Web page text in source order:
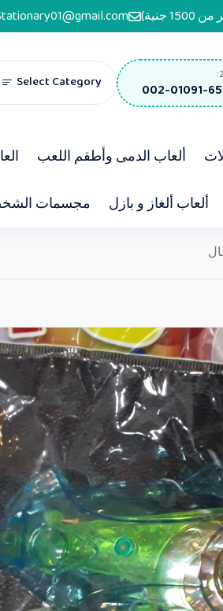
002-01091-
Select Category
ألعاب الدمى وأطقم اللعب
ألعاب ألغاز و بازل مجسمات